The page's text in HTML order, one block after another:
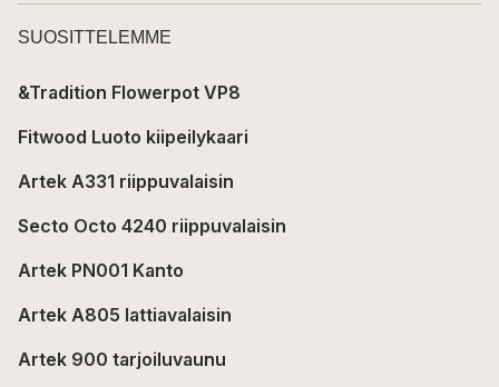
SUOSITTELEMME
&Tradition Flowerpot VP8
Fitwood Luoto kiipeilykaari
Artek A331 riippuvalaisin
Secto Octo 4240 riippuvalaisin
Artek PN001 Kanto
Artek A805 lattiavalaisin
Artek 900 tarjoiluvaunu